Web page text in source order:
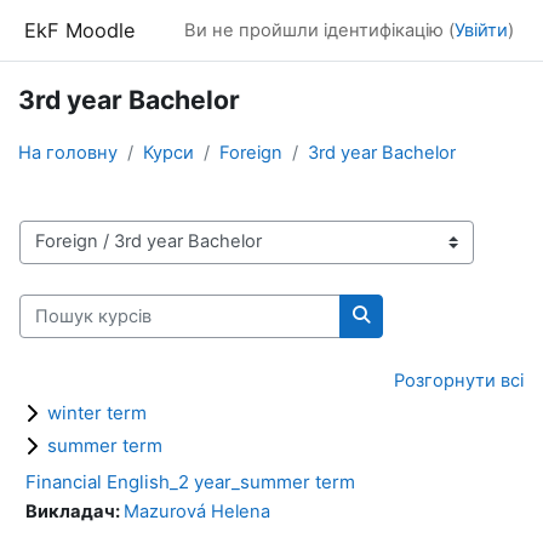
EkF Moodle Ви не пройшли ідентифікацію (Увійти)
3rd year Bachelor
На головну Курси Foreign 3rd year Bachelor
Категорії курсів
Пошук курсів
Пошук курсів
Розгорнути всі
winter term
summer term
Financial English_2 year_summer term
Викладач: Mazurová Helena